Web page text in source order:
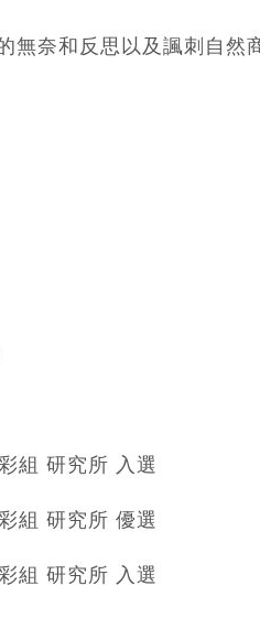
無奈和反思以及諷刺自
組 研究所 入選
組 研究所 優選
組 研究所 入選